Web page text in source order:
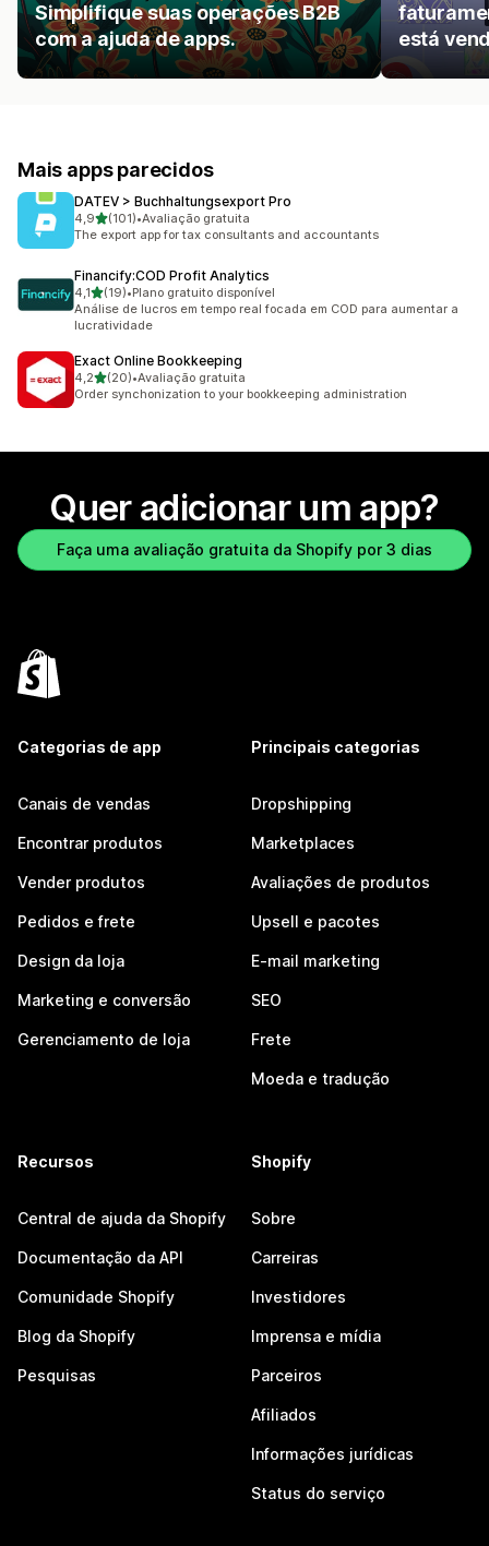
Simplifique suas operações B2B
com a ajuda de apps.
está
Mais apps parecidos
DATEV > Buchhaltungsexport Pro
4,9de 5 estrelas
(101)
101 avaliações ao todo
•Avaliação gratuita
The export app for tax consultants and accountants
Financify:COD Profit Analytics
4,1de 5 estrelas
(19)
19 avaliações ao todo
•Plano gratuito disponível
Análise de lucros em tempo real focada em COD para aumentar a
lucratividade
Exact Online Bookkeeping
4,2de 5 estrelas
(20)
20 avaliações ao todo
•Avaliação gratuita
Order synchonization to your bookkeeping administration
Quer adicionar um app?
Faça uma avaliação gratuita da Shopify por 3 dias
Categorias de app
Canais de vendas
Encontrar produtos
Vender produtos
Pedidos e frete
Design da loja
Marketing e conversão
Gerenciamento de loja
Principais categorias
Dropshipping
Marketplaces
Avaliações de produtos
Upsell e pacotes
E-mail marketing
SEO
Frete
Moeda e tradução
Recursos
Central de ajuda da Shopify
Documentação da API
Comunidade Shopify
Blog da Shopify
Pesquisas
Shopify
Sobre
Carreiras
Investidores
Imprensa e mídia
Parceiros
Afiliados
Informações jurídicas
Status do serviço